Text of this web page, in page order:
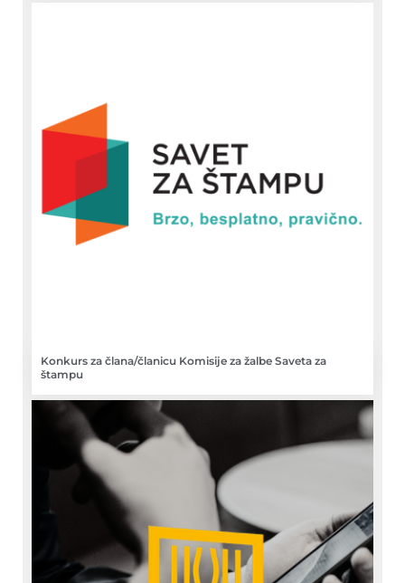
Konkurs za člana/članicu Komisije za žalbe Saveta za
štampu